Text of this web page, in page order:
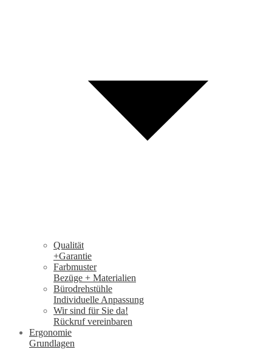
Qualität
+Garantie
Farbmuster
Bezüge + Materialien
Bürodrehstühle
Individuelle Anpassung
Wir sind für Sie da!
Rückruf vereinbaren
Ergonomie
Grundlagen